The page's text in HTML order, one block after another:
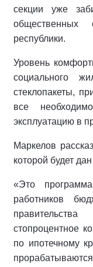
секции уже
республики.
Уровень
социального
стеклопакеты,
все
эксплуатацию в
Маркелов
которой будет
«Это
работников
стопроцентное
по ипотечному